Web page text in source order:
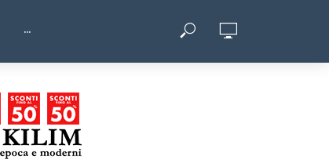
···